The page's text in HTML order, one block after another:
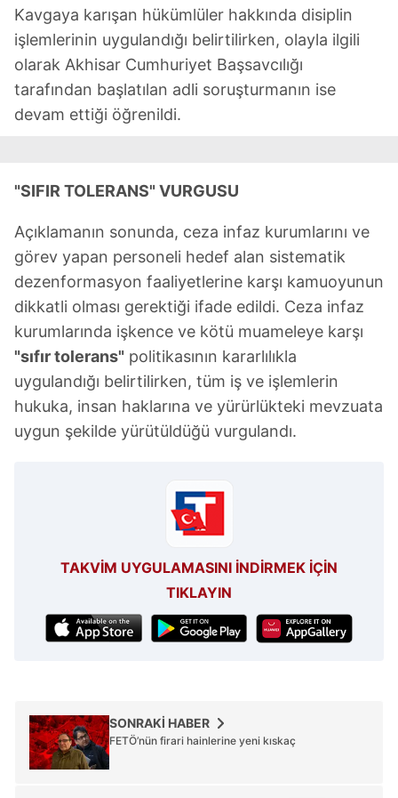
Kavgaya karışan hükümlüler hakkında disiplin
işlemlerinin uygulandığı belirtilirken, olayla ilgili
olarak Akhisar Cumhuriyet Başsavcılığı
tarafından başlatılan adli soruşturmanın ise
devam ettiği öğrenildi.
"SIFIR TOLERANS" VURGUSU
Açıklamanın sonunda, ceza infaz kurumlarını ve
görev yapan personeli hedef alan sistematik
dezenformasyon faaliyetlerine karşı kamuoyunun
dikkatli olması gerektiği ifade edildi. Ceza infaz
kurumlarında işkence ve kötü muameleye karşı
"sıfır tolerans" politikasının kararlılıkla
uygulandığı belirtilirken, tüm iş ve işlemlerin
hukuka, insan haklarına ve yürürlükteki mevzuata
uygun şekilde yürütüldüğü vurgulandı.
TAKVİM UYGULAMASINI İNDİRMEK İÇİN
TIKLAYIN
SONRAKİ HABER
FETÖ’nün firari hainlerine yeni kıskaç